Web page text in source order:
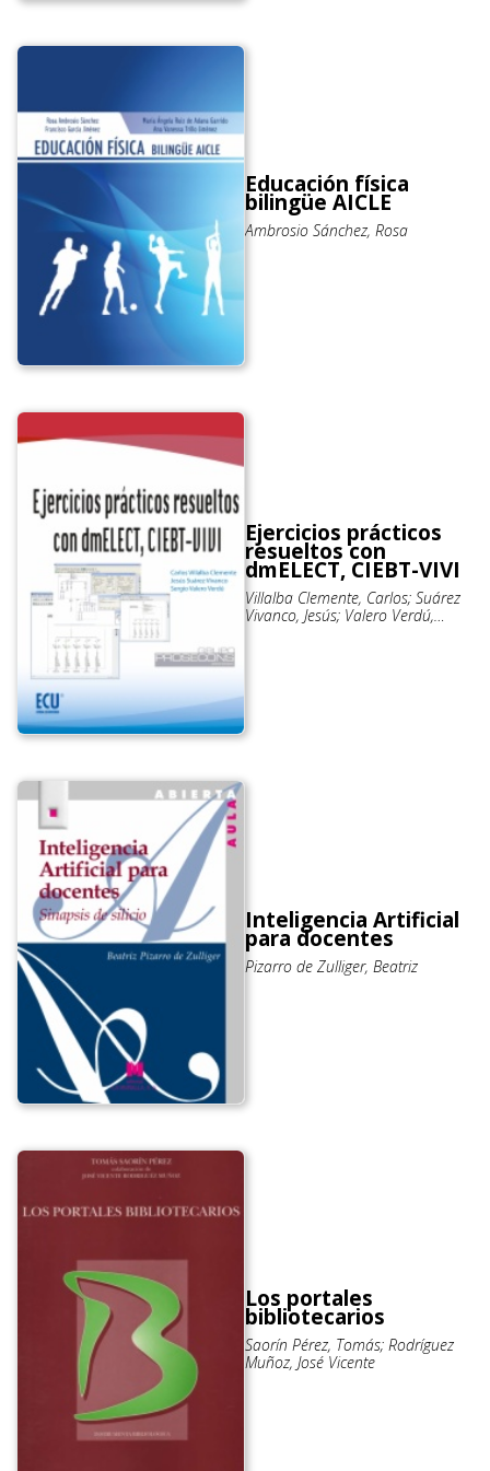
Educación física
bilingüe AICLE
Ambrosio Sánchez, Rosa
Ejercicios prácticos
resueltos con
dmELECT, CIEBT-VIVI
Villalba Clemente, Carlos; Suárez
Vivanco, Jesús; Valero Verdú,
Inteligencia Artificial
para docentes
Pizarro de Zulliger, Beatriz
Los portales
bibliotecarios
Saorín Pérez, Tomás; Rodríguez
Muñoz, José Vicente